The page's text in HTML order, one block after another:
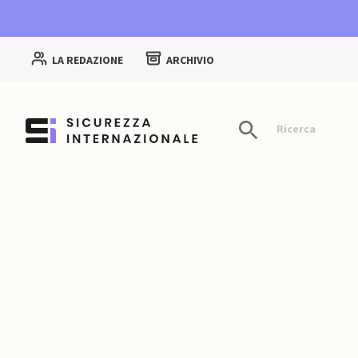
LA REDAZIONE ARCHIVIO
Ricerca